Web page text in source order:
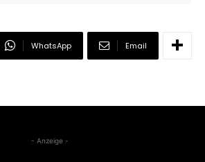
WhatsApp Email
- Anzeige -